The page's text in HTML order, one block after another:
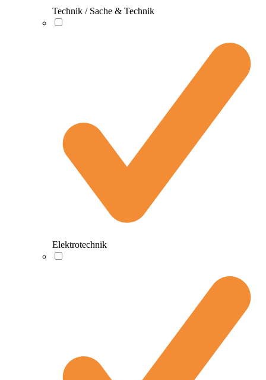
Technik / Sache & Technik
Elektrotechnik